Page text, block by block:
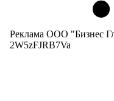
Реклама ООО "Бизнес
2W5zFJRB7Va